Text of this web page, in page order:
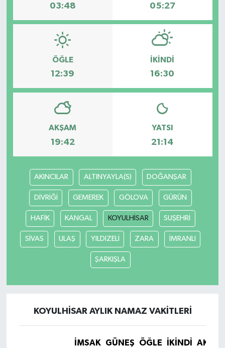
03:48 05:27
ÖĞLE
12:39
İKINDI
16:30
AKŞAM
19:42
YATSI
21:14
AKINCILAR ALTINYAYLA(S) DOĞANŞAR
DİVRİĞİ GEMEREK GÖLOVA GÜRÜN
HAFİK KANGAL KOYULHİSAR SUŞEHRİ
SİVAS ULAŞ YILDIZELİ ZARA İMRANLI
ŞARKIŞLA
KOYULHİSAR AYLIK NAMAZ VAKITLERI
İMSAK GÜNEŞ ÖĞLE İKINDI